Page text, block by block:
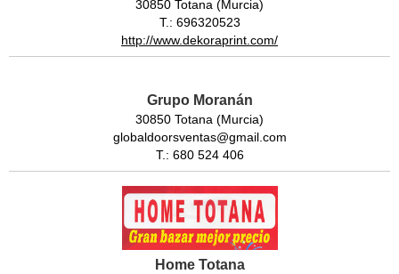
30850 Totana (Murcia)
T.: 696320523
http://www.dekoraprint.com/
Grupo Moranán
30850 Totana (Murcia)
globaldoorsventas@gmail.com
T.: 680 524 406
Home Totana